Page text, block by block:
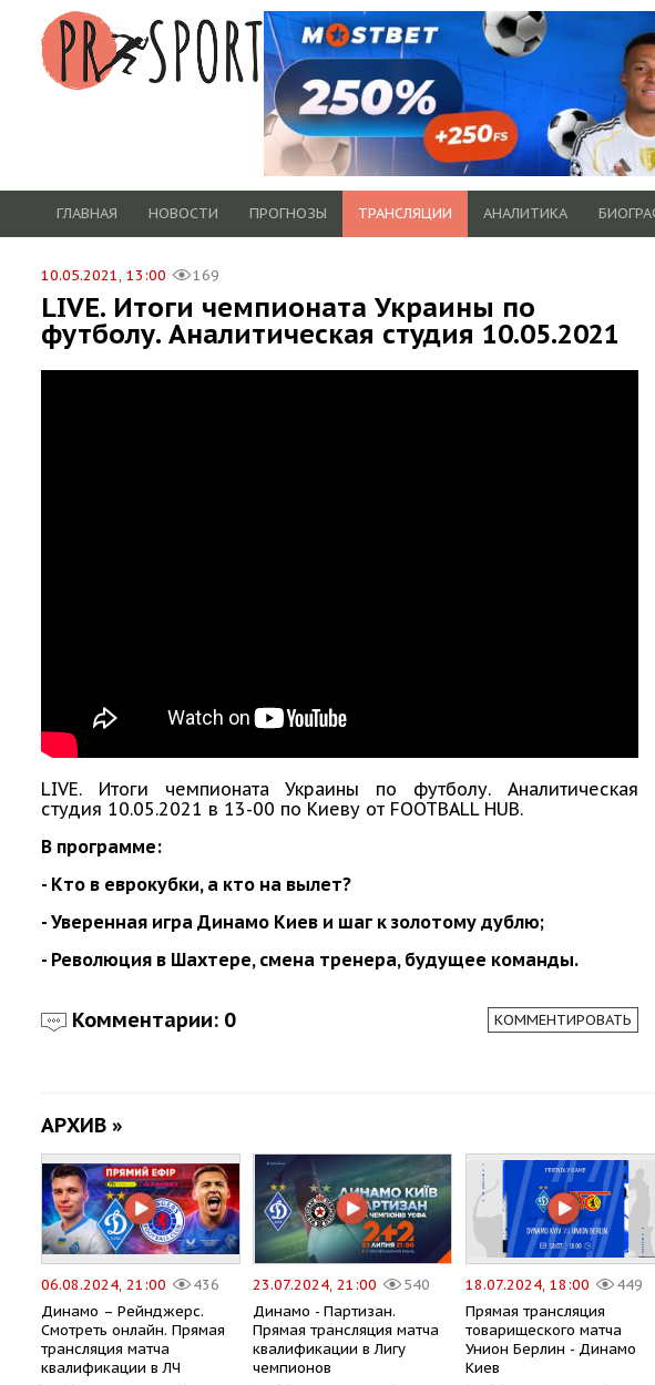
ГЛАВНАЯ НОВОСТИ ПРОГНОЗЫ ТРАНСЛЯЦИИ АНАЛИТИКА
10.05.2021, 13:00 169
LIVE. Итоги чемпионата Украины по
футболу. Аналитическая студия 10.05.2021
LIVE. Итоги чемпионата Украины по футболу. Аналитическая
студия 10.05.2021 в 13-00 по Киеву oт FOOTBALL HUB.
В программе:
- Кто в еврокубки, а кто на вылет?
- Уверенная игра Динамо Киев и шаг к золотому дублю;
- Революция в Шахтере, смена тренера, будущее команды.
Комментарии: 0 КОММЕНТИРОВАТЬ
АРХИВ »
06.08.2024, 21:00
436
Динамо – Рейнджерс.
Смотреть онлайн. Прямая
трансляция матча
квалификации в ЛЧ
23.07.2024, 21:00
540
Динамо - Партизан.
Прямая трансляция матча
квалификации в Лигу
чемпионов
18.07.2024, 18:00
449
Прямая трансляция
товарищеского матча
Унион Берлин - Динамо
Киев